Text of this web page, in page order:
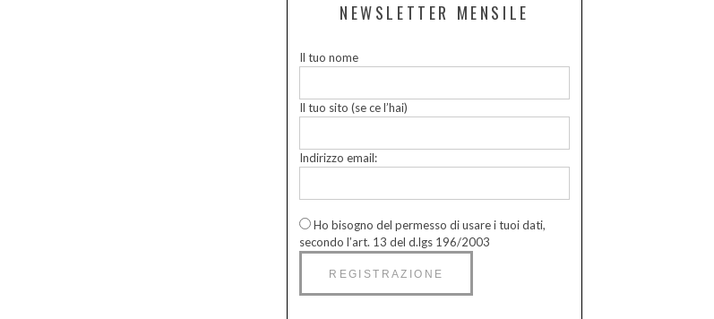
NEWSLETTER MENSILE
Il tuo nome
Il tuo sito (se ce l’hai)
Indirizzo email:
Ho bisogno del permesso di usare i tuoi dati,
secondo l’art. 13 del d.lgs 196/2003